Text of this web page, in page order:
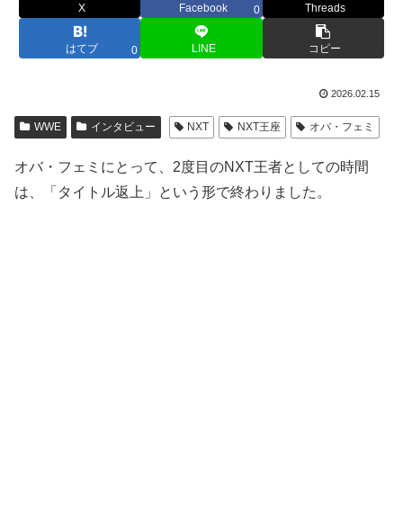
X Facebook 0 Threads
はてブ 0 LINE コピー
2026.02.15
WWE インタビュー NXT NXT王座 オバ・フェミ
オバ・フェミにとって、2度目のNXT王者としての時間
は、「タイトル返上」という形で終わりました。